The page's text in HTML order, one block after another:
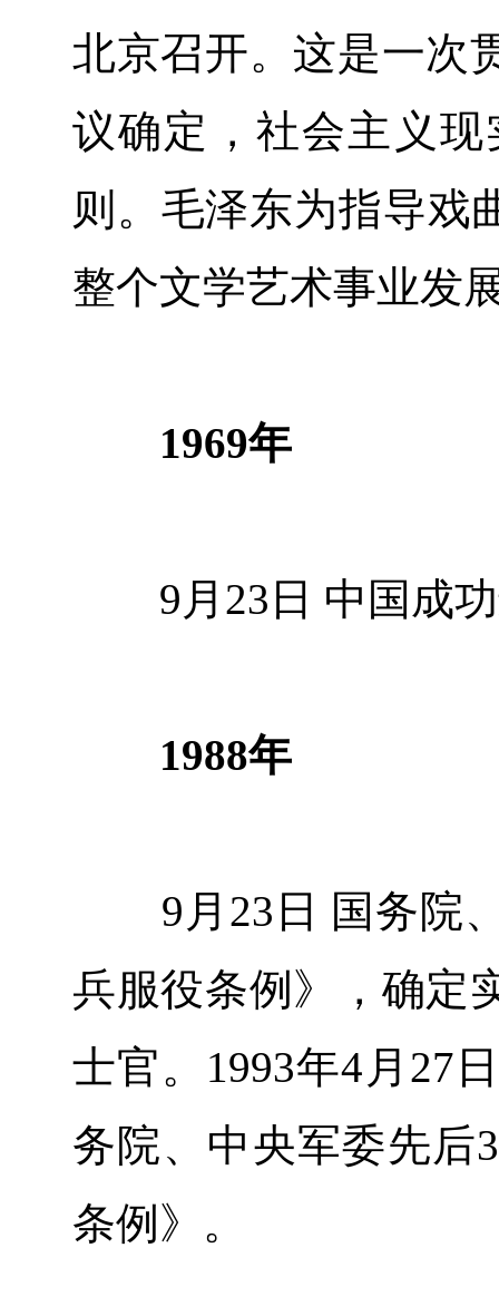
北京召开。这是一次
议确定，社会主义
则。毛泽东为指导戏
整个文学艺术事业发
1969年
9月23日 中国成功
1988年
9月23日 国务院、
兵服役条例》，确定
士官。1993年4月27
务院、中央军委先后
条例》。